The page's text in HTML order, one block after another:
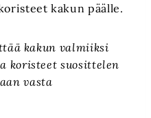
kakun päälle.
kakun valmiiksi
koristeet suosittelen
vasta